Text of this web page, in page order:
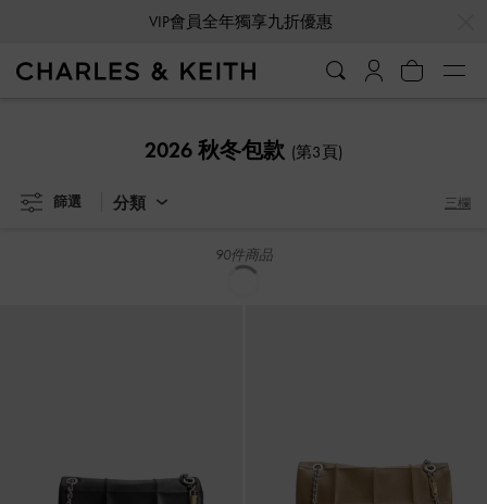
VIP會員全年獨享九折優惠
篩選 分類 三欄
新貨上市
Delfina 中型鏈條包